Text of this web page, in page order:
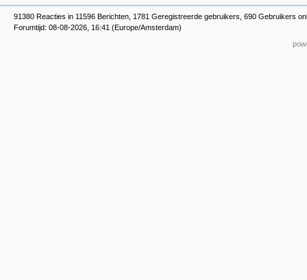
91380 Reacties in 11596 Berichten, 1781 Geregistreerde gebruikers, 690 Gebruikers
Forumtijd: 08-08-2026, 16:41 (Europe/Amsterdam)